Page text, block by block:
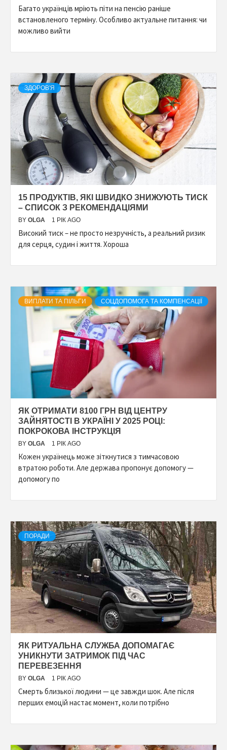
Багато українців мріють піти на пенсію раніше
встановленого терміну. Особливо актуальне питання: чи
можливо вийти
ЗДОРОВ'Я
15 ПРОДУКТІВ, ЯКІ ШВИДКО ЗНИЖУЮТЬ ТИСК
– СПИСОК З РЕКОМЕНДАЦІЯМИ
BY OLGA 1 РІК AGO
Високий тиск – не просто незручність, а реальний ризик
для серця, судин і життя. Хороша
ВИПЛАТИ ТА ПІЛЬГИ СОЦДОПОМОГА ТА КОМПЕНСАЦІЇ
ЯК ОТРИМАТИ 8100 ГРН ВІД ЦЕНТРУ
ЗАЙНЯТОСТІ В УКРАЇНІ У 2025 РОЦІ:
ПОКРОКОВА ІНСТРУКЦІЯ
BY OLGA 1 РІК AGO
Кожен українець може зіткнутися з тимчасовою
втратою роботи. Але держава пропонує допомогу —
допомогу по
ПОРАДИ
ЯК РИТУАЛЬНА СЛУЖБА ДОПОМАГАЄ
УНИКНУТИ ЗАТРИМОК ПІД ЧАС
ПЕРЕВЕЗЕННЯ
BY OLGA 1 РІК AGO
Смерть близької людини — це завжди шок. Але після
перших емоцій настає момент, коли потрібно